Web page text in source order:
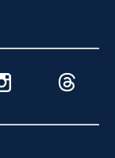
Instagram Threads